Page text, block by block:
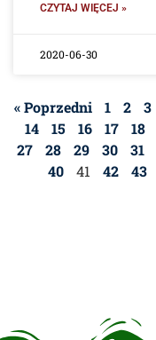
CZYTAJ WIĘCEJ »
2020-06-30
« Poprzedni 1 2 3
14
15 16 17 18
27
28 29 30 31
40
41 42 43